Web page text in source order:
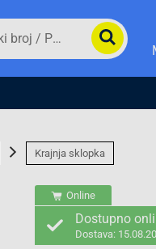
Krajnja sklopka
Online
Dostupno
Dostava: